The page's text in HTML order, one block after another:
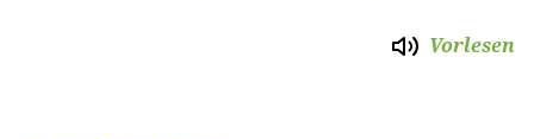
Vorlesen